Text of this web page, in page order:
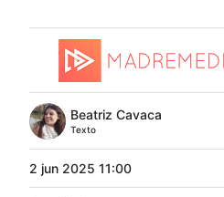
Beatriz Cavaca
Texto
2 jun 2025 11:00